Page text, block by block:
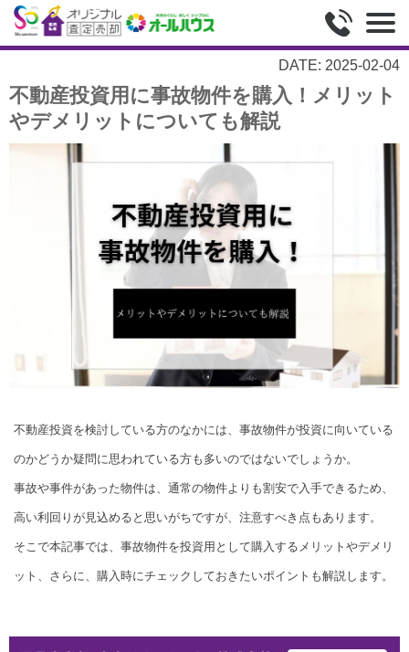
DATE: 2025-02-04
不動産投資用に事故物件を購入！メリット
やデメリットについても解説
不動産投資を検討している方のなかには、事故物件が投資に向いている
のかどうか疑問に思われている方も多いのではないでしょうか。
事故や事件があった物件は、通常の物件よりも割安で入手できるため、
高い利回りが見込めると思いがちですが、注意すべき点もあります。
そこで本記事では、事故物件を投資用として購入するメリットやデメリ
ット、さらに、購入時にチェックしておきたいポイントも解説します。